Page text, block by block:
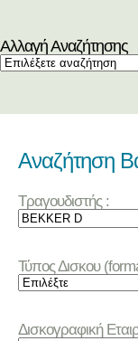
Αλλαγή Αναζήτησης
Αναζήτηση
Τραγουδιστής :
Τύπος Δισκου
Δισκογραφική